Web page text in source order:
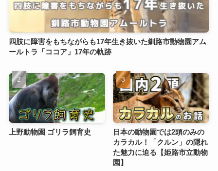
四肢に障害をもちながらも17年生き抜いた釧路市動物園アム
ールトラ「ココア」17年の軌跡
上野動物園 ゴリラ飼育史
日本の動物園では2頭のみの
カラカル！「クルン」の隠れ
た魅力に迫る【姫路市立動物
園】